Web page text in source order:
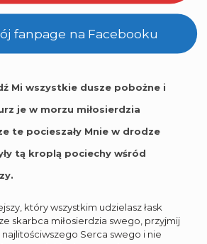
fanpage na Facebooku
Mi wszystkie dusze pobożne i
je w morzu miłosierdzia
te pocieszały Mnie w drodze
tą kroplą pociechy wśród
który wszystkim udzielasz łask
skarbca miłosierdzia swego, przyjmij
Serca swego i nie